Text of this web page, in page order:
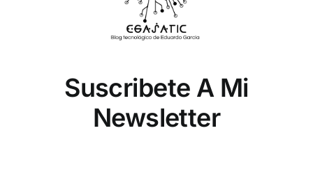
Suscribete A Mi
Newsletter